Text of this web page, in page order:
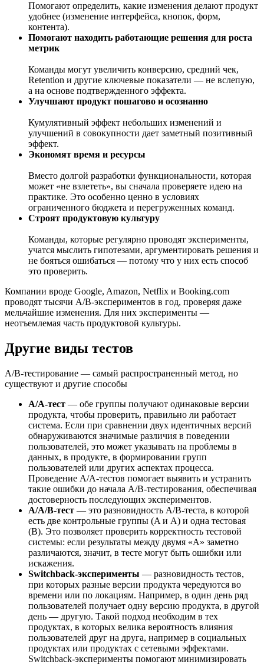
Помогают определить, какие изменения делают продукт
удобнее (изменение интерфейса, кнопок, форм,
контента).
Помогают находить работающие решения для роста
метрик
Команды могут увеличить конверсию, средний чек,
Retention и другие ключевые показатели — не вслепую,
а на основе подтвержденного эффекта.
Улучшают продукт пошагово и осознанно
Кумулятивный эффект небольших изменений и
улучшений в совокупности дает заметный позитивный
эффект.
Экономят время и ресурсы
Вместо долгой разработки функциональности, которая
может «не взлететь», вы сначала проверяете идею на
практике. Это особенно ценно в условиях
ограниченного бюджета и перегруженных команд.
Строят продуктовую культуру
Команды, которые регулярно проводят эксперименты,
учатся мыслить гипотезами, аргументировать решения и
не бояться ошибаться — потому что у них есть способ
это проверить.
Компании вроде Google, Amazon, Netflix и Booking.com
проводят тысячи A/B-экспериментов в год, проверяя даже
мельчайшие изменения. Для них эксперименты —
неотъемлемая часть продуктовой культуры.
Другие виды тестов
A/B-тестирование — самый распространенный метод, но
существуют и другие способы
A/A-тест — обе группы получают одинаковые версии
продукта, чтобы проверить, правильно ли работает
система. Если при сравнении двух идентичных версий
обнаруживаются значимые различия в поведении
пользователей, это может указывать на проблемы в
данных, в продукте, в формировании групп
пользователей или других аспектах процесса.
Проведение A/A-тестов помогает выявить и устранить
такие ошибки до начала A/B-тестирования, обеспечивая
достоверность последующих экспериментов.
A/A/B-тест — это разновидность A/B-теста, в которой
есть две контрольные группы (A и A) и одна тестовая
(B). Это позволяет проверить корректность тестовой
системы: если результаты между двумя «A» заметно
различаются, значит, в тесте могут быть ошибки или
искажения.
Switchback-эксперименты — разновидность тестов,
при которых разные версии продукта чередуются во
времени или по локациям. Например, в один день ряд
пользователей получает одну версию продукта, в другой
день — другую. Такой подход необходим в тех
продуктах, в которых велика вероятность влияния
пользователей друг на друга, например в социальных
продуктах или продуктах с сетевыми эффектами.
Switchback-эксперименты помогают минимизировать